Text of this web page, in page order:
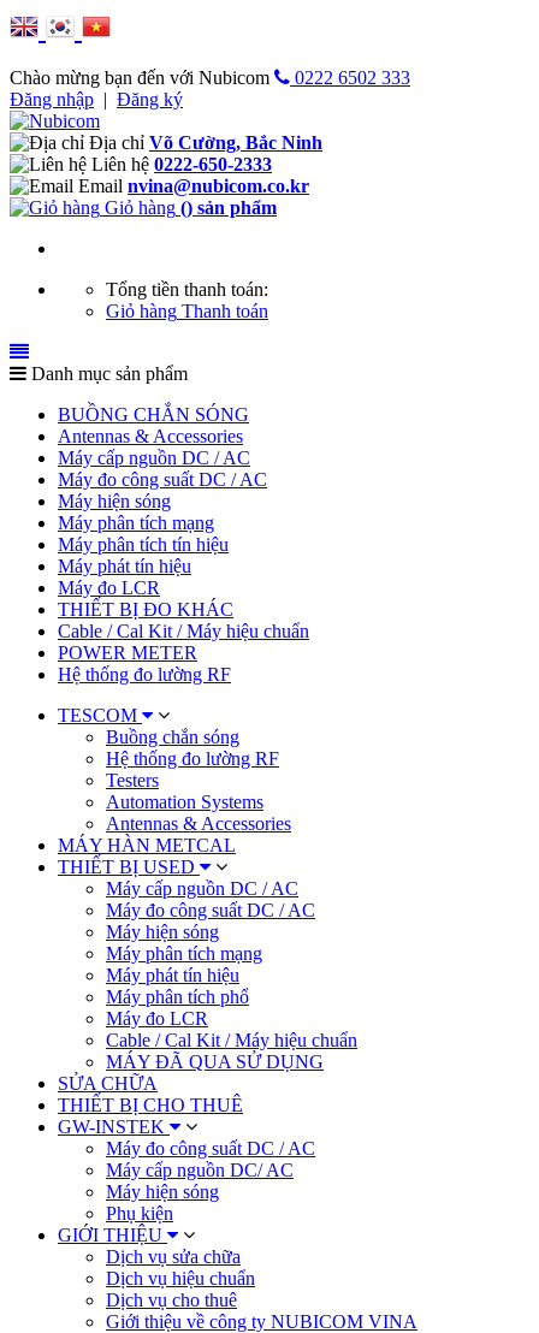
Chào mừng bạn đến với Nubicom
0222 6502 333
Đăng nhập | Đăng ký
Địa chỉ Võ Cường, Bắc Ninh
Liên hệ 0222-650-2333
Email nvina@nubicom.co.kr
Giỏ hàng () sản phẩm
Tổng tiền thanh toán:
Giỏ hàng Thanh toán
Danh mục sản phẩm
BUỒNG CHẮN SÓNG
Antennas & Accessories
Máy cấp nguồn DC / AC
Máy đo công suất DC / AC
Máy hiện sóng
Máy phân tích mạng
Máy phân tích tín hiệu
Máy phát tín hiệu
Máy đo LCR
THIẾT BỊ ĐO KHÁC
Cable / Cal Kit / Máy hiệu chuẩn
POWER METER
Hệ thống đo lường RF
TESCOM
Buồng chắn sóng
Hệ thống đo lường RF
Testers
Automation Systems
Antennas & Accessories
MÁY HÀN METCAL
THIẾT BỊ USED
Máy cấp nguồn DC / AC
Máy đo công suất DC / AC
Máy hiện sóng
Máy phân tích mạng
Máy phát tín hiệu
Máy phân tích phổ
Máy đo LCR
Cable / Cal Kit / Máy hiệu chuẩn
MÁY ĐÃ QUA SỬ DỤNG
SỬA CHỮA
THIẾT BỊ CHO THUÊ
GW-INSTEK
Máy đo công suất DC / AC
Máy cấp nguồn DC/ AC
Máy hiện sóng
Phụ kiện
GIỚI THIỆU
Dịch vụ sửa chữa
Dịch vụ hiệu chuẩn
Dịch vụ cho thuê
Giới thiệu về công ty NUBICOM VINA